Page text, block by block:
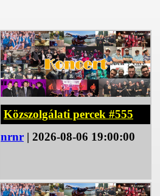
Közszolgálati percek #555
nrnr | 2026-08-06 19:00:00